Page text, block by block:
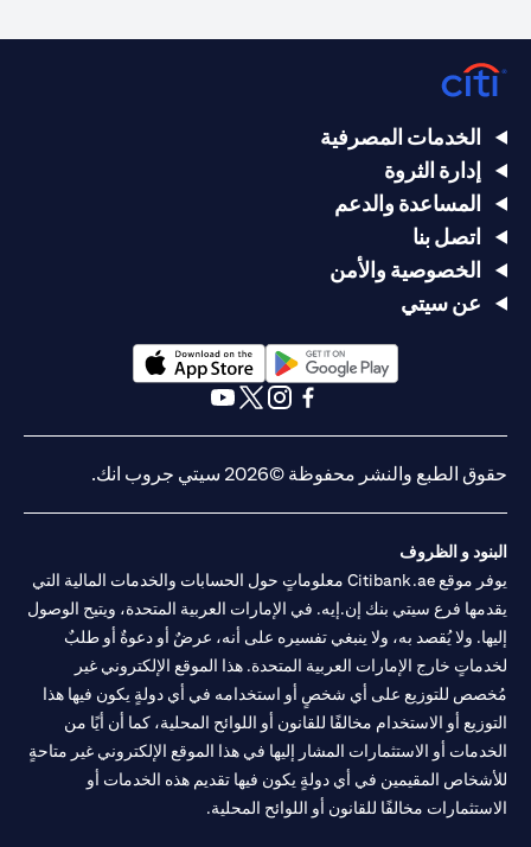
الخدمات المصرفية
إدارة الثروة
المساعدة والدعم
اتصل بنا
الخصوصية والأمن
عن سيتي
(opens in a new tab)
حقوق الطبع والنشر محفوظة ©2026 سيتي جروب انك.
البنود و الظروف
يوفر موقع Citibank.ae معلوماتٍ حول الحسابات والخدمات المالية التي
يقدمها فرع سيتي بنك إن.إيه. في الإمارات العربية المتحدة، ويتيح الوصول
إليها. ولا يُقصد به، ولا ينبغي تفسيره على أنه، عرضٌ أو دعوةٌ أو طلبٌ
لخدماتٍ خارج الإمارات العربية المتحدة. هذا الموقع الإلكتروني غير
مُخصص للتوزيع على أي شخصٍ أو استخدامه في أي دولةٍ يكون فيها هذا
التوزيع أو الاستخدام مخالفًا للقانون أو اللوائح المحلية، كما أن أيًا من
الخدمات أو الاستثمارات المشار إليها في هذا الموقع الإلكتروني غير متاحةٍ
للأشخاص المقيمين في أي دولةٍ يكون فيها تقديم هذه الخدمات أو
الاستثمارات مخالفًا للقانون أو اللوائح المحلية.